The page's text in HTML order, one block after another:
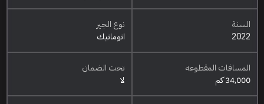
السنة
2022
نوع الجير
اتوماتيك
المسافات المقطوعه
34,000 كم
تحت الضمان
لا